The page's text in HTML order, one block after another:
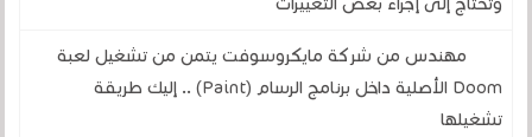
مهندس من شركة مايكروسوفت يتمن من تشغيل لعبة
Doom الأصلية داخل برنامج الرسام (Paint) .. إليك طريقة
تشغيلها